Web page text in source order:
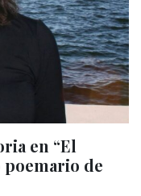
en “El
poemario de